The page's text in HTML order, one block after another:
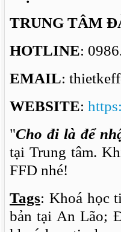
TRUNG TÂM
HOTLINE:
EMAIL:
WEBSITE:
"Cho đi là để
tại Trung tâm.
FFD nhé!
Tags: Khoá học
bản tại An Lão;